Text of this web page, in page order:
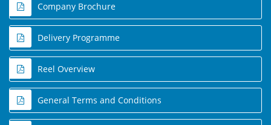
Company Brochure
Delivery Programme
Reel Overview
General Terms and Conditions